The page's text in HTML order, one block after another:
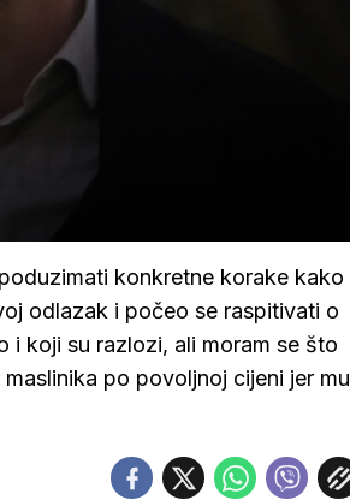
konkretne korake kako
odlazak i počeo se raspitivati o
i koji su razlozi, ali moram se što
po povoljnoj cijeni jer mu